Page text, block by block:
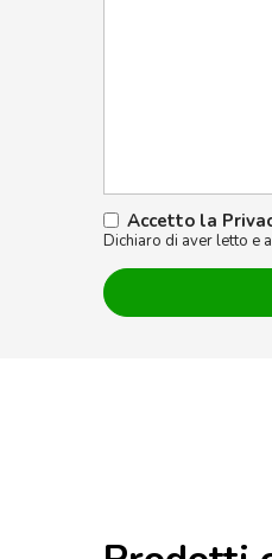
Accetto la
Dichiaro di aver letto e